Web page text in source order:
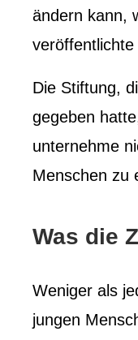
ändern kann,
Die Stiftung,
gegeben
unternehme
Menschen zu
Was die
Weniger als
jungen